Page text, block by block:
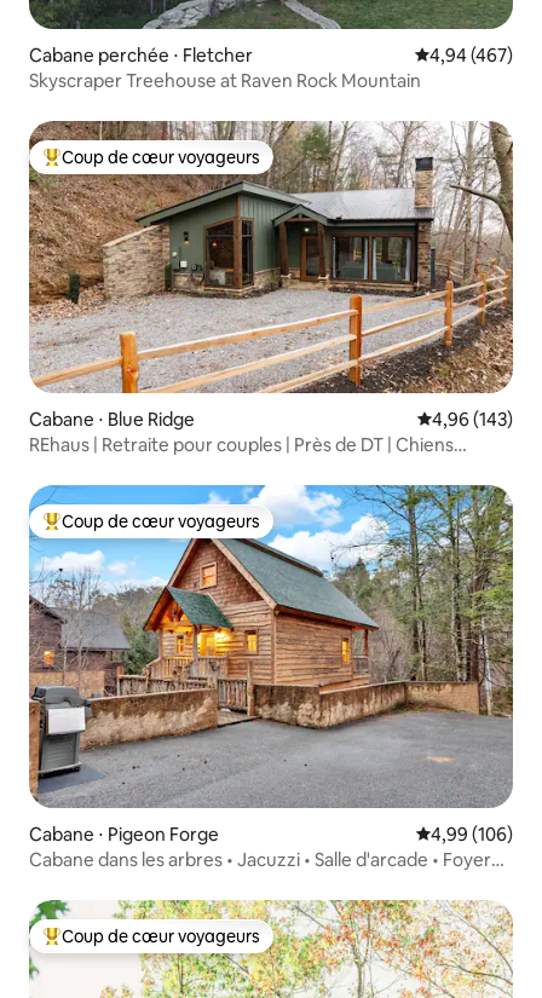
Cabane perchée ⋅ Fletcher Évaluation
4,94 (467)
Skyscraper Treehouse at Raven Rock Mountain
Coups de cœur voyageurs les plus appréciés
Coup de cœur voyageurs
Cabane ⋅ Blue Ridge Évaluation
4,96 (143)
REhaus | Retraite pour couples | Près de DT | Chiens
Coups de cœur voyageurs les plus appréciés
Coup de cœur voyageurs
Cabane ⋅ Pigeon Forge Évaluation
4,99 (106)
Cabane dans les arbres • Jacuzzi • Salle d'arcade • Foyer
Coups de cœur voyageurs les plus appréciés
Coup de cœur voyageurs